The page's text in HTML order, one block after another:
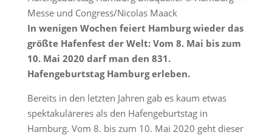
Messe und Congress/Nicolas Maack
In wenigen Wochen feiert Hamburg wieder das
größte Hafenfest der Welt: Vom 8. Mai bis zum
10. Mai 2020 darf man den 831.
Hafengeburtstag Hamburg erleben.
Bereits in den letzten Jahren gab es kaum etwas
spektakuläreres als den Hafengeburtstag in
Hamburg. Vom 8. bis zum 10. Mai 2020 geht dieser